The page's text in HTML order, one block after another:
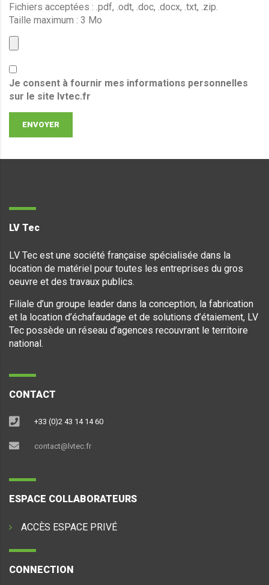
Fichiers acceptées : .pdf, .odt, .doc, .docx, .txt, .zip.
Taille maximum : 3 Mo
Je consent à fournir mes informations personnelles
sur le site lvtec.fr
ENVOYER
LV Tec
LV Tec est une société française spécialisée dans la
location de matériel pour toutes les entreprises du gros
oeuvre et des travaux publics.
Filiale d’un groupe leader dans la conception, la fabrication
et la location d’échafaudage et de solutions d’étaiement, LV
Tec possède un réseau d’agences recouvrant le territoire
national.
CONTACT
+33 (0)2 43 14 14 60
contact@lvtec.fr
ESPACE COLLABORATEURS
ACCÈS ESPACE PRIVÉ
CONNECTION